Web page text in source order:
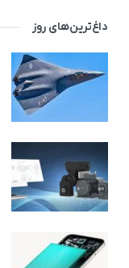
داغ‌ترین‌های روز